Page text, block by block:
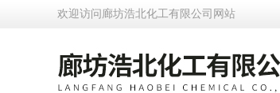
欢迎访问廊坊浩北化工有限公司网站